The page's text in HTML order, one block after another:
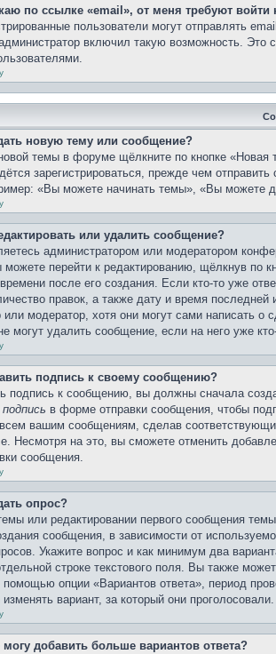
по ссылке «email», от меня требуют
пользователи могут отправлять
включил такую возможность. Это
новую тему или сообщение?
темы в форуме щёлкните по кнопке
зарегистрироваться, прежде чем
«Вы можете начинать темы», «Вы можете
или удалить сообщение?
администратором или модератором
перейти к редактированию, щёлкнув по
времени после его создания. Если кто-то уже
правок, а также дату и время
или модератор, хотя они могут сами написать
могут удалить сообщение, если на него уже
подпись к своему сообщению?
подпись к сообщению, вы должны сначала
в форме отправки сообщения, чтобы
вашим сообщениям, сделав
Несмотря на это, вы сможете отменить
сообщения.
опрос?
или редактировании первого сообщения
сообщения, в зависимости от
Укажите вопрос и как минимум два
строке текстового поля. Вы также
помощью опции «Вариантов ответа», период
вариант, за который они проголосовали.
добавить больше вариантов ответа?